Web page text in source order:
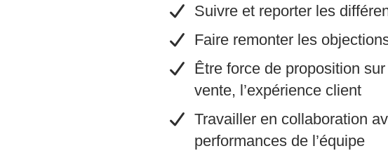
Suivre et reporter les
​Faire remonter les
​Être force de proposition
vente, l’expérience client
​Travailler en collaboration
performances de l’équipe